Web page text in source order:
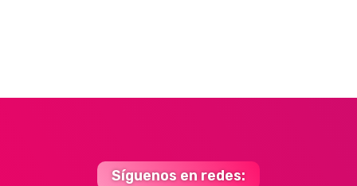
Síguenos en redes: